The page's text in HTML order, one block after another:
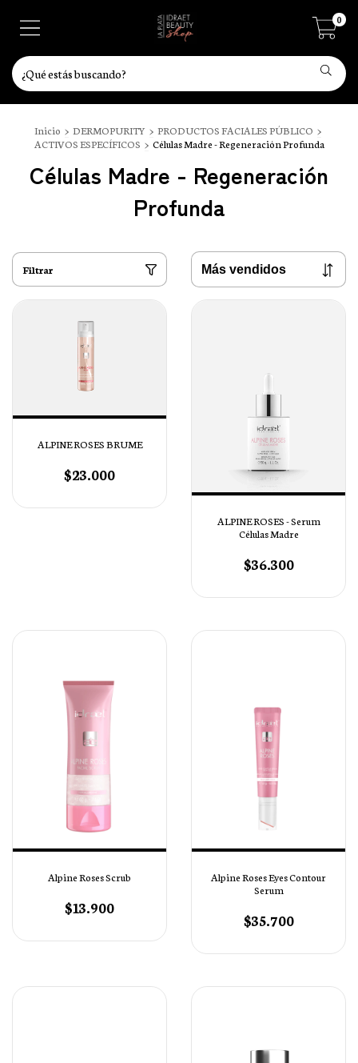
0
Inicio > DERMOPURITY > PRODUCTOS FACIALES PÚBLICO >
ACTIVOS ESPECÍFICOS > Células Madre - Regeneración Profunda
Células Madre - Regeneración
Profunda
Filtrar
ALPINE ROSES BRUME
$23.000
ALPINE ROSES - Serum
Células Madre
$36.300
Alpine Roses Scrub
$13.900
Alpine Roses Eyes Contour
Serum
$35.700